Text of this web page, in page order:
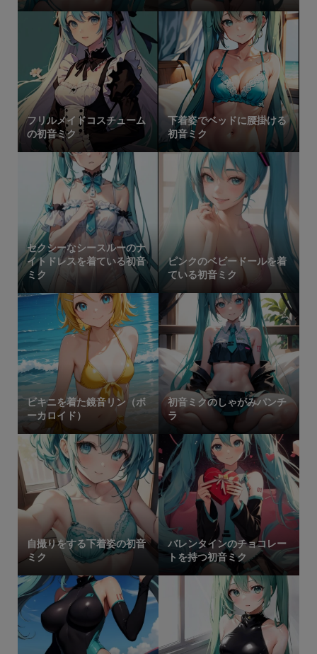
フリルメイドコスチューム
の初音ミク
下着姿でベッドに腰掛ける
初音ミク
セクシーなシースルーのナ
イトドレスを着ている初音
ミク
ピンクのベビードールを着
ている初音ミク
ビキニを着た鏡音リン（ボ
ーカロイド）
初音ミクのしゃがみパンチ
ラ
自撮りをする下着姿の初音
ミク
バレンタインのチョコレー
トを持つ初音ミク